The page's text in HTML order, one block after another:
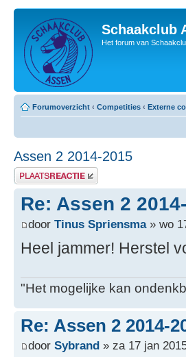
Schaakclub
Het forum van
Forumoverzicht ‹ Competities ‹ Externe
Assen 2 2014-2015
Plaats een reactie
Re: Assen 2
door Tinus Spriensma» wo
Heel jammer! Herstel
"Het mogelijke kan
Re: Assen 2 2014-
door Sybrand » za 17 jan